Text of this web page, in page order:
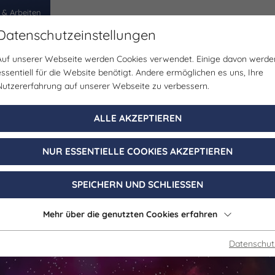
& Arbeiten
Erlebnisse Veranstaltungen Planen
Himmelswege | Bildung/Vorträge/Diskussionen
Unser Weltall
09. August 2026, 13:00 - 23:59 Uhr
unserer Webseite werden Cookies verwendet. Einige davon
für die Website benötigt. Andere ermöglichen es uns, Ihre
auf unserer Webseite zu verbessern.
ALLE AKZEPTIEREN
NUR ESSENTIELLE COOKIES AKZEPTIEREN
SPEICHERN UND SCHLIESSEN
Mehr über die genutzten Cookies erfahren